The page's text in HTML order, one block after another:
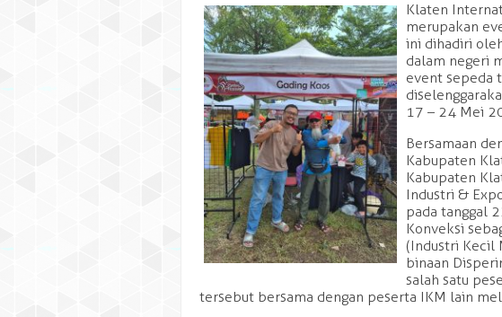
Klaten
merupakan
ini dihadiri
dalam negeri
event sepeda
17 – 24 Mei
Bersamaan
Kabupaten
Kabupaten
Industri &
pada tanggal
Konveksi
(Industri Kecil
binaan
salah satu
tersebut bersama dengan peserta IKM lain